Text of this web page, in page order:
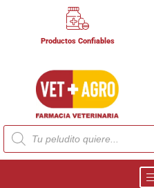
Productos Confiables